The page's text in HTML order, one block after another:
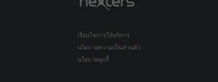
เงื่อนไขการให้บริการ
นโยบายความเป็นส่วนตัว
นโยบายคุกกี้